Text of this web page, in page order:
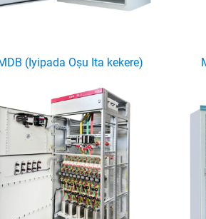
(Iyipada Oṣu Ita kekere)